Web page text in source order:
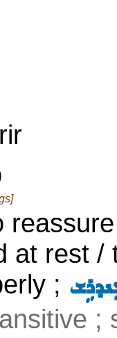
at rest /
;
;